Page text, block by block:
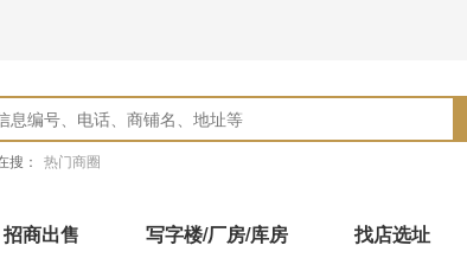
搜： 热门商圈
招商出售 写字楼/厂房/库房 找店选址